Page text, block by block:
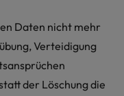
Daten nicht mehr
Verteidigung
der Löschung die